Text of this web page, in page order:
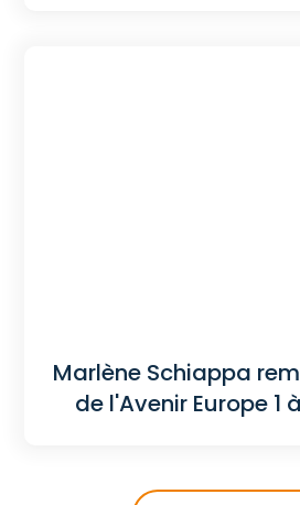
Marlène Schiappa
de l'Avenir Europe 1